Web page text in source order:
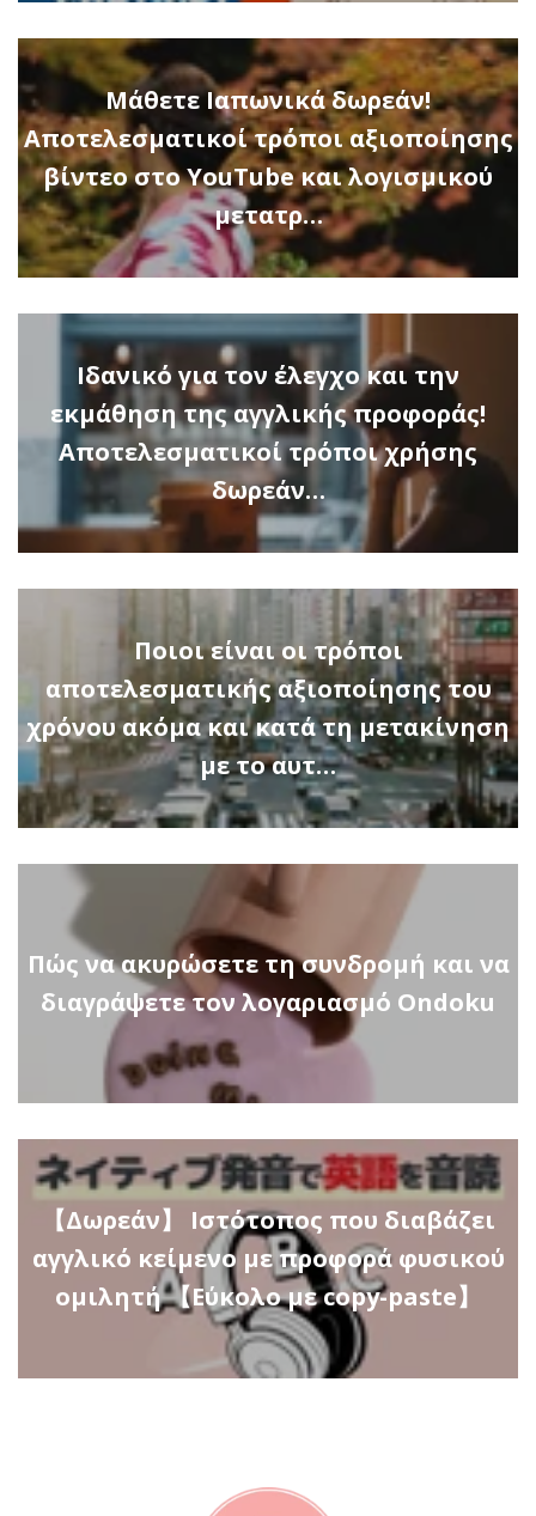
Μάθετε Ιαπωνικά δωρεάν!
Αποτελεσματικοί τρόποι αξιοποίησης
βίντεο στο YouTube και λογισμικού
μετατρ…
Ιδανικό για τον έλεγχο και την
εκμάθηση της αγγλικής προφοράς!
Αποτελεσματικοί τρόποι χρήσης
δωρεάν…
Ποιοι είναι οι τρόποι
αποτελεσματικής αξιοποίησης του
χρόνου ακόμα και κατά τη μετακίνηση
με το αυτ…
Πώς να ακυρώσετε τη συνδρομή και να
διαγράψετε τον λογαριασμό Ondoku
【Δωρεάν】 Ιστότοπος που διαβάζει
αγγλικό κείμενο με προφορά φυσικού
ομιλητή 【Εύκολο με copy-paste】